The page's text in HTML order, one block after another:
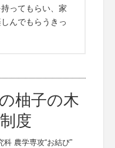
ってもらい、家
んでもらうきっ
柚子の木
度
農学専攻“お結び”